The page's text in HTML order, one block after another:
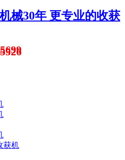
械30年 更专业的收获
获机